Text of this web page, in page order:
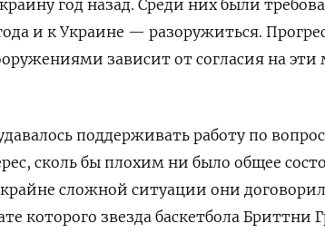
год назад. Среди них были
и к Украине — разоружиться.
зависит от согласия на эти
поддерживать работу по
сколь бы плохим ни было общее
сложной ситуации они
которого звезда баскетбола Бриттни